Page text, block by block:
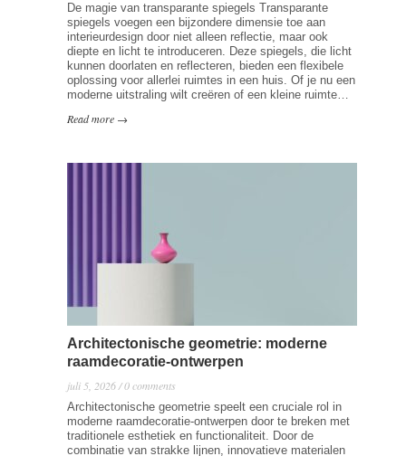
De magie van transparante spiegels Transparante
spiegels voegen een bijzondere dimensie toe aan
interieurdesign door niet alleen reflectie, maar ook
diepte en licht te introduceren. Deze spiegels, die licht
kunnen doorlaten en reflecteren, bieden een flexibele
oplossing voor allerlei ruimtes in een huis. Of je nu een
moderne uitstraling wilt creëren of een kleine ruimte…
Read more →
Architectonische geometrie: moderne
raamdecoratie-ontwerpen
juli 5, 2026 / 0 comments
Architectonische geometrie speelt een cruciale rol in
moderne raamdecoratie-ontwerpen door te breken met
traditionele esthetiek en functionaliteit. Door de
combinatie van strakke lijnen, innovatieve materialen